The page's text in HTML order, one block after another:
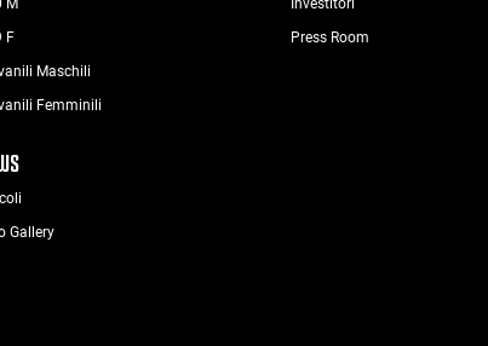
F
Maschili
Femminili
Press Room
Gallery